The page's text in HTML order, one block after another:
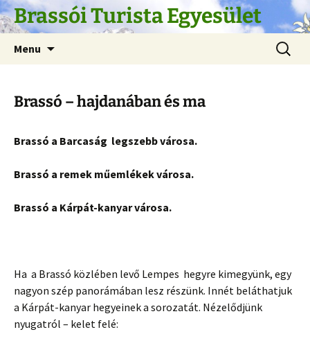
Skip
to Brassói Turista Egyesület
Menu
Search
for:
Brassó – hajdanában és ma
Brassó a Barcaság legszebb városa.
Brassó a remek műemlékek városa.
Brassó a Kárpát-kanyar városa.
Ha a Brassó közlében levő Lempes hegyre kimegyünk, egy
nagyon szép panorámában lesz részünk. Innét beláthatjuk
a Kárpát-kanyar hegyeinek a sorozatát. Nézelődjünk
nyugatról – kelet felé: